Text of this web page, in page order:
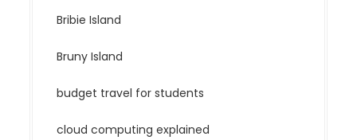
Bribie Island
Bruny Island
budget travel for students
cloud computing explained